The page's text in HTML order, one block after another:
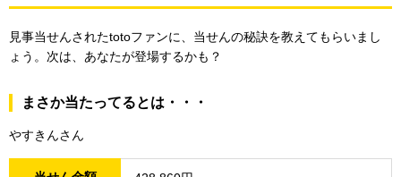
見事当せんされたtotoファンに、当せんの秘訣を教えてもらいまし
ょう。 次は、あなたが登場するかも？
まさか当たってるとは・・・
やすきんさん